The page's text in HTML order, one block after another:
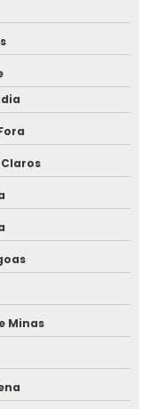
Minas